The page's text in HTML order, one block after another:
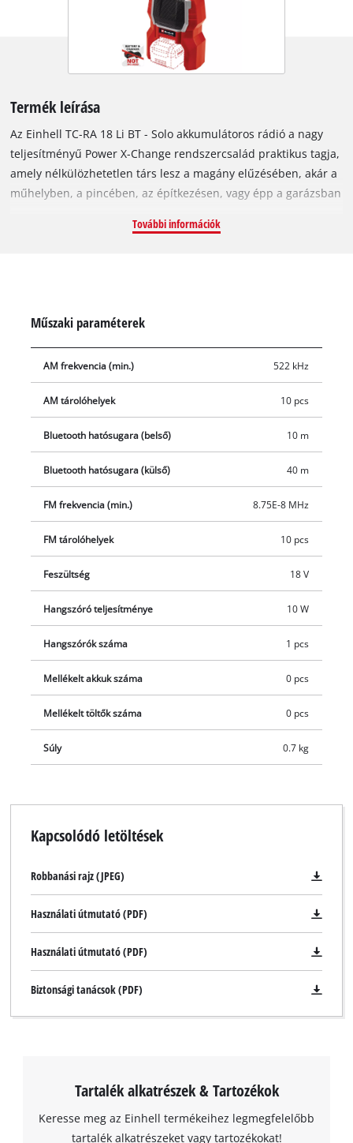
Termék leírása
Az Einhell TC-RA 18 Li BT - Solo akkumulátoros rádió a nagy
teljesítményű Power X-Change rendszercsalád praktikus tagja,
amely nélkülözhetetlen társ lesz a magány elűzésében, akár a
műhelyben, a pincében, az építkezésen, vagy épp a garázsban
ezért nem csak nagy teljesítményű, hanem az összes PXC-
mindössze a Bluetooth-t kell bekapcsolnia a telefonján. A
készülék hátoldalán lévő tárolórekeszben biztonságosan
tárolhatja az okostelefonokat és a kisebb készülékeket. A
felhasználóbarát kezelőpanel pedig egyszerű használatot
biztosít. A lehajtható antennának köszönhetően a készüléket
helytakarékosan tárolhatja, sőt! Akár a falra is egyszerűen
rögzítheti. A praktikus fogantyú kényelmes szállítást tesz
lehetővé. A készülék Power X-Change akkumulátor és
töltőkészülék nélküli kivitelben érhető el. Ezeket külön –
További információk
Műszaki paraméterek
AM frekvencia (min.) 522 kHz
AM tárolóhelyek 10 pcs
Bluetooth hatósugara (belső) 10 m
Bluetooth hatósugara (külső) 40 m
FM frekvencia (min.) 8.75E-8 MHz
FM tárolóhelyek 10 pcs
Feszültség 18 V
Hangszóró teljesítménye 10 W
Hangszórók száma 1 pcs
Mellékelt akkuk száma 0 pcs
Mellékelt töltők száma 0 pcs
Súly 0.7 kg
Kapcsolódó letöltések
Robbanási rajz (JPEG)
Használati útmutató (PDF)
Használati útmutató (PDF)
Biztonsági tanácsok (PDF)
Tartalék alkatrészek & Tartozékok
Keresse meg az Einhell termékeihez legmegfelelőbb
tartalék alkatrészeket vagy tartozékokat!